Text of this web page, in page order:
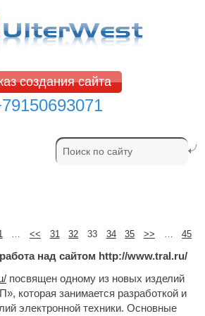
создания сайта
<< 31 32 33 34 35 >> 45
над сайтом http://www.tral.ru/
посвящен одному из новых изделий
которая занимается разработкой и
электронной техники. Основные